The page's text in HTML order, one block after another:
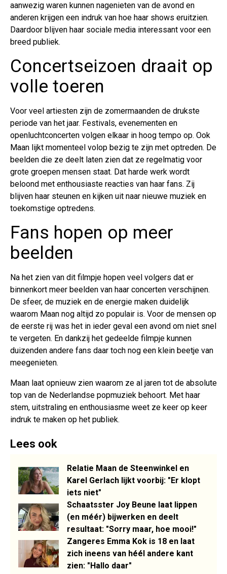
aanwezig waren kunnen nagenieten van de avond en
anderen krijgen een indruk van hoe haar shows eruitzien.
Daardoor blijven haar sociale media interessant voor een
breed publiek.
Concertseizoen draait op
volle toeren
Voor veel artiesten zijn de zomermaanden de drukste
periode van het jaar. Festivals, evenementen en
openluchtconcerten volgen elkaar in hoog tempo op. Ook
Maan lijkt momenteel volop bezig te zijn met optreden. De
beelden die ze deelt laten zien dat ze regelmatig voor
grote groepen mensen staat. Dat harde werk wordt
beloond met enthousiaste reacties van haar fans. Zij
blijven haar steunen en kijken uit naar nieuwe muziek en
toekomstige optredens.
Fans hopen op meer
beelden
Na het zien van dit filmpje hopen veel volgers dat er
binnenkort meer beelden van haar concerten verschijnen.
De sfeer, de muziek en de energie maken duidelijk
waarom Maan nog altijd zo populair is. Voor de mensen op
de eerste rij was het in ieder geval een avond om niet snel
te vergeten. En dankzij het gedeelde filmpje kunnen
duizenden andere fans daar toch nog een klein beetje van
meegenieten.
Maan laat opnieuw zien waarom ze al jaren tot de absolute
top van de Nederlandse popmuziek behoort. Met haar
stem, uitstraling en enthousiasme weet ze keer op keer
indruk te maken op het publiek.
Lees ook
Relatie Maan de Steenwinkel en
Karel Gerlach lijkt voorbij: "Er klopt
iets niet"
Schaatsster Joy Beune laat lippen
(en méér) bijwerken en deelt
resultaat: "Sorry maar, hoe mooi!"
Zangeres Emma Kok is 18 en laat
zich ineens van héél andere kant
zien: "Hallo daar"